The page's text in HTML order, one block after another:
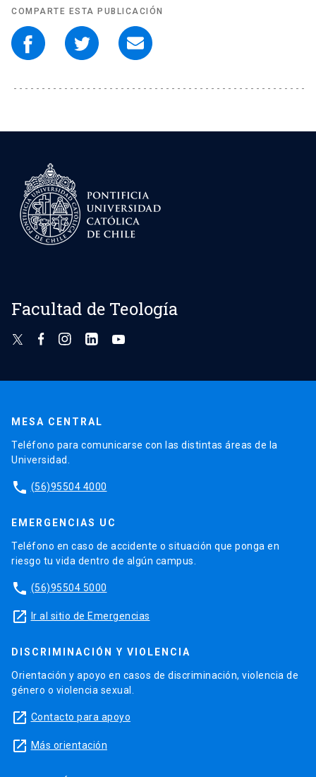
COMPARTE ESTA PUBLICACIÓN
Facultad de Teología
MESA CENTRAL
Teléfono para comunicarse con las distintas áreas de la
Universidad.
phone (56)95504 4000
EMERGENCIAS UC
Teléfono en caso de accidente o situación que ponga en
riesgo tu vida dentro de algún campus.
phone (56)95504 5000
launch Ir al sitio de Emergencias
DISCRIMINACIÓN Y VIOLENCIA
Orientación y apoyo en casos de discriminación, violencia de
género o violencia sexual.
launch Contacto para apoyo
launch Más orientación